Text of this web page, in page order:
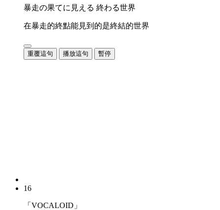
暴走の果てに見える 終わる世界
在暴走的終點能見到的是終結的世界
重覆這句 播放這句 暫停
16
「VOCALOID」